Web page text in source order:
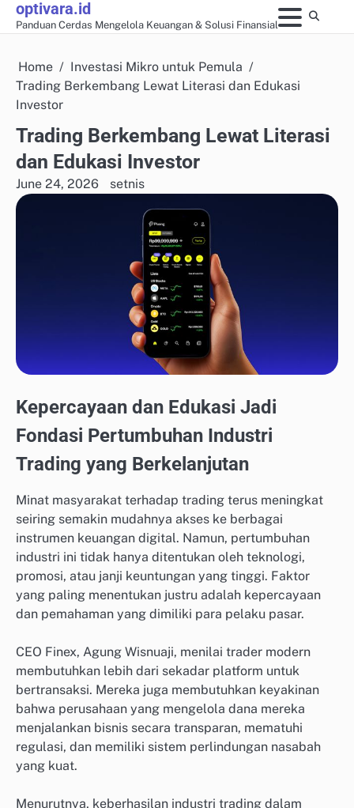
Skipoptivara.id
Panduan Cerdas Mengelola Keuangan & Solusi Finansial
Home
Investasi Mikro untuk Pemula
Trading Berkembang Lewat Literasi dan Edukasi
Investor
Trading Berkembang Lewat Literasi
dan Edukasi Investor
June 24, 2026 setnis
Kepercayaan dan Edukasi Jadi
Fondasi Pertumbuhan Industri
Trading yang Berkelanjutan
Minat masyarakat terhadap trading terus meningkat
seiring semakin mudahnya akses ke berbagai
instrumen keuangan digital. Namun, pertumbuhan
industri ini tidak hanya ditentukan oleh teknologi,
promosi, atau janji keuntungan yang tinggi. Faktor
yang paling menentukan justru adalah kepercayaan
dan pemahaman yang dimiliki para pelaku pasar.
CEO Finex, Agung Wisnuaji, menilai trader modern
membutuhkan lebih dari sekadar platform untuk
bertransaksi. Mereka juga membutuhkan keyakinan
bahwa perusahaan yang mengelola dana mereka
menjalankan bisnis secara transparan, mematuhi
regulasi, dan memiliki sistem perlindungan nasabah
yang kuat.
Menurutnya, keberhasilan industri trading dalam